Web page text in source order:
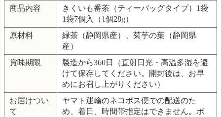
商品内容
きくいも番茶（ティーバッグタイプ）1袋
1袋7個入（1個28g）
原材料
緑茶（静岡県産）、菊芋の葉（静岡県
産）
賞味期限
製造から360日（直射日光・高温多湿を避
けて保存してください。開封後は、お早
めにお召し上がりください）
お届けつい
て
ヤマト運輸のネコポス便での配送のた
め、着日、時間帯指定はできません。ポ